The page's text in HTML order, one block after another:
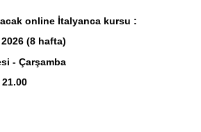
online İtalyanca kursu :
(8 hafta)
- Çarşamba